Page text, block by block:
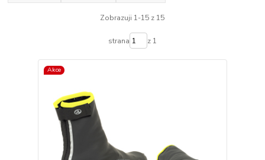
Zobrazuji 1-15 z 15
strana z 1
Akce